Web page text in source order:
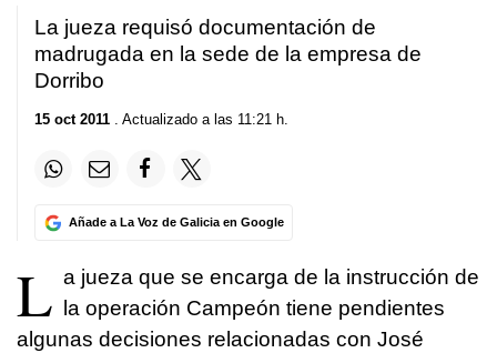
La jueza requisó documentación de
madrugada en la sede de la empresa de
Dorribo
15 oct 2011 . Actualizado a las 11:21 h.
Añade a La Voz de Galicia en Google
L a jueza que se encarga de la instrucción de
la operación Campeón tiene pendientes
algunas decisiones relacionadas con José